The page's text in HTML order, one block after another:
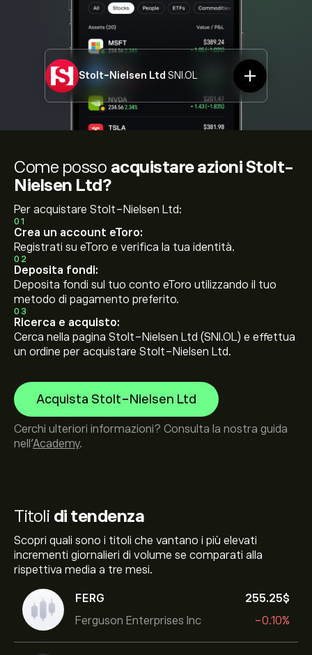
Stolt-Nielsen Ltd SNI.OL
Titoli di tendenza
Scopri quali sono i titoli che vantano i più elevati
incrementi giornalieri di volume se comparati alla
rispettiva media a tre mesi.
FERG
Ferguson Enterprises Inc
255.25‎$‎
-0.10%
Come posso acquistare azioni Stolt-
Nielsen Ltd?
Per acquistare Stolt-Nielsen Ltd:
01
Crea un account eToro:
Registrati su eToro e verifica la tua identità.
02
Deposita fondi:
Deposita fondi sul tuo conto eToro utilizzando il tuo
metodo di pagamento preferito.
03
Ricerca e acquisto:
Cerca nella pagina Stolt-Nielsen Ltd (SNI.OL) e effettua
un ordine per acquistare Stolt-Nielsen Ltd.
Acquista Stolt-Nielsen Ltd
Cerchi ulteriori informazioni? Consulta la nostra guida
nell’Academy.